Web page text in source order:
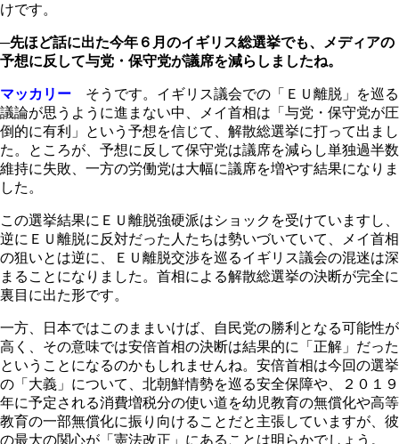
けです。
─先ほど話に出た今年６月のイギリス総選挙でも、メディアの
予想に反して与党・保守党が議席を減らしましたね。
マッカリー そうです。イギリス議会での「ＥＵ離脱」を巡る
議論が思うように進まない中、メイ首相は「与党・保守党が圧
倒的に有利」という予想を信じて、解散総選挙に打って出まし
た。ところが、予想に反して保守党は議席を減らし単独過半数
維持に失敗、一方の労働党は大幅に議席を増やす結果になりま
した。
この選挙結果にＥＵ離脱強硬派はショックを受けていますし、
逆にＥＵ離脱に反対だった人たちは勢いづいていて、メイ首相
の狙いとは逆に、ＥＵ離脱交渉を巡るイギリス議会の混迷は深
まることになりました。首相による解散総選挙の決断が完全に
裏目に出た形です。
一方、日本ではこのままいけば、自民党の勝利となる可能性が
高く、その意味では安倍首相の決断は結果的に「正解」だった
ということになるのかもしれませんね。安倍首相は今回の選挙
の「大義」について、北朝鮮情勢を巡る安全保障や、２０１９
年に予定される消費増税分の使い道を幼児教育の無償化や高等
教育の一部無償化に振り向けることだと主張していますが、彼
の最大の関心が「憲法改正」にあることは明らかでしょう。